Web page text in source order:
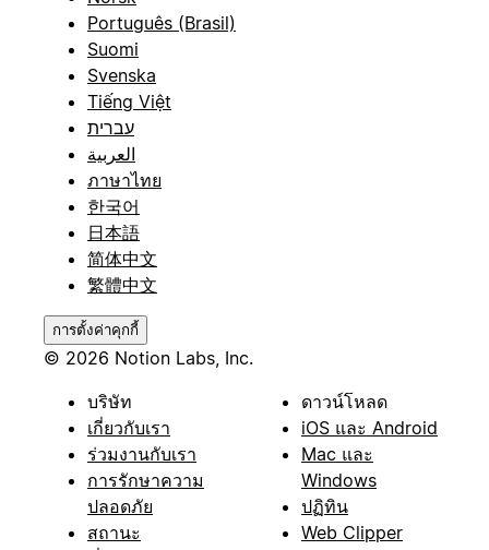
Português (Brasil)
Suomi
Svenska
Tiếng Việt
עברית
العربية
ภาษาไทย
한국어
日本語
简体中文
繁體中文
การตั้งค่าคุกกี้
© 2026 Notion Labs, Inc.
บริษัท
เกี่ยวกับเรา
ร่วมงานกับเรา
การรักษาความ
ปลอดภัย
สถานะ
ดาวน์โหลด
iOS และ Android
Mac และ
Windows
ปฏิทิน
Web Clipper